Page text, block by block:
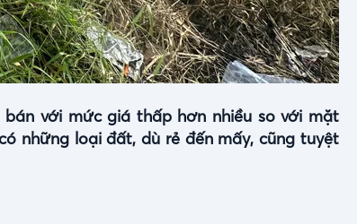
với mức giá thấp hơn nhiều so với mặt
những loại đất, dù rẻ đến mấy, cũng tuyệt